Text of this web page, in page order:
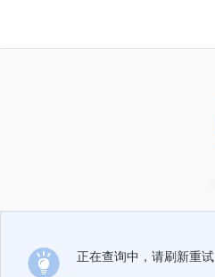
正在查询中，请刷新重试